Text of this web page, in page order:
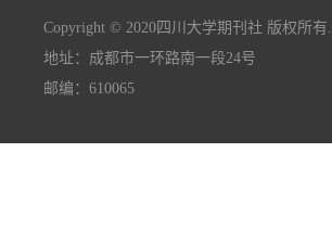
Copyright © 2020四川大学期刊社 版权所有.
地址：成都市一环路南一段24号
邮编：610065